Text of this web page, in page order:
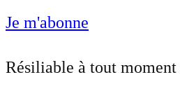
Je m'abonne
Résiliable à tout